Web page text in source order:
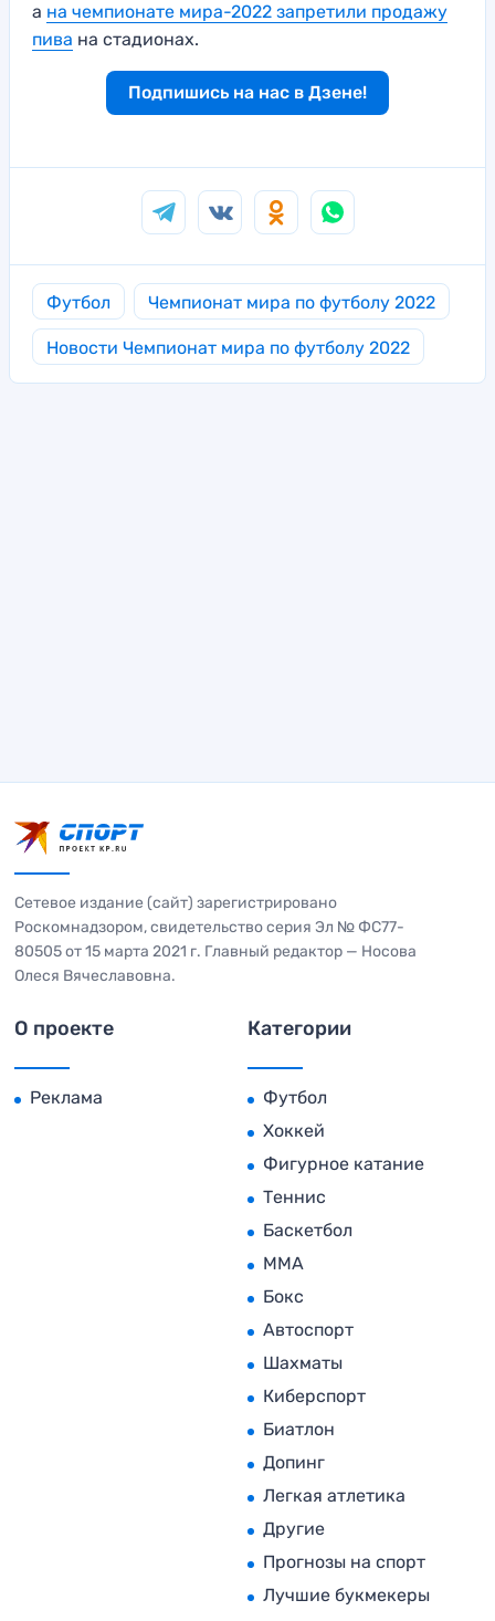
а на чемпионате мира-2022 запретили продажу
пива на стадионах.
Подпишись на нас в Дзене!
Футбол Чемпионат мира по футболу 2022
Новости Чемпионат мира по футболу 2022
Сетевое издание (сайт) зарегистрировано
Роскомнадзором, свидетельство серия Эл № ФС77-
80505 от 15 марта 2021 г. Главный редактор — Носова
Олеся Вячеславовна.
О проекте
Реклама
Категории
Футбол
Хоккей
Фигурное катание
Теннис
Баскетбол
MMA
Бокс
Автоспорт
Шахматы
Киберспорт
Биатлон
Допинг
Легкая атлетика
Другие
Прогнозы на спорт
Лучшие букмекеры